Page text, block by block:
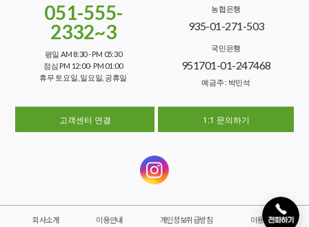
051-555-
2332~3
평일 AM 8:30 - PM 05:30
점심 PM 12:00- PM 01:00
휴무 토요일, 일요일, 공휴일
농협은행
935-01-271-503
국민은행
951701-01-247468
예금주 : 박민석
고객센터 연결 1:1 문의하기
회사소개 이용안내 개인정보취급방침 이용약관